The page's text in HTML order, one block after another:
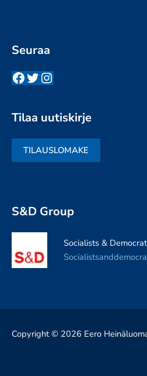
Seuraa
Facebook
Twitter
Instagram
Tilaa uutiskirje
TILAUSLOMAKE
S&D Group
Socialists &
Copyright © 2026 Eero